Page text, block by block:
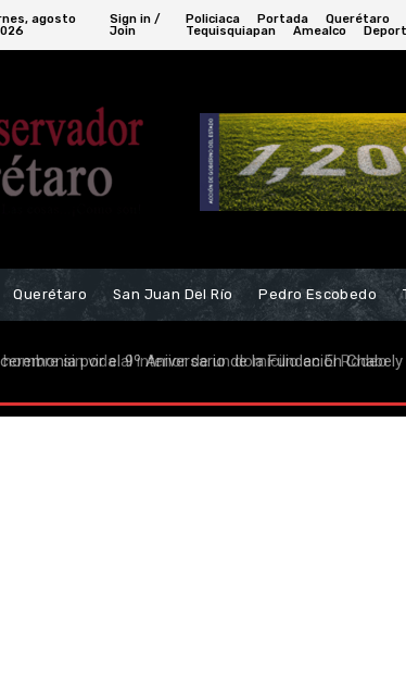
agosto
Sign in /
Join
Policiaca Portada Querétaro
Tequisquiapan
Amealco
Querétaro San Juan Del Río Pedro Escobedo
por el 9º Aniversario de la Fundación Chabely